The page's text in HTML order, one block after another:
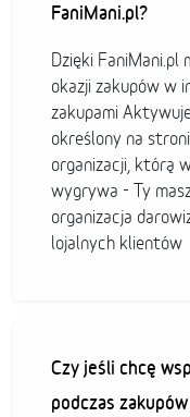
FaniMani.pl?
Dzięki FaniMani.pl
okazji zakupów w
zakupami
określony na
organizacji, którą
wygrywa - Ty
organizacja
lojalnych klientów
Czy jeśli chcę
podczas